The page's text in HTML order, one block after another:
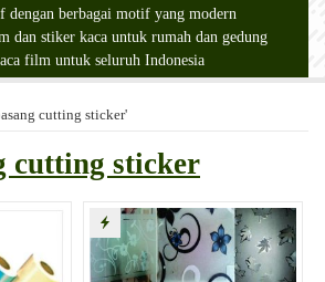
dengan berbagai motif yang modern
dan stiker kaca untuk rumah dan gedung
film untuk seluruh Indonesia
cutting sticker'
cutting sticker